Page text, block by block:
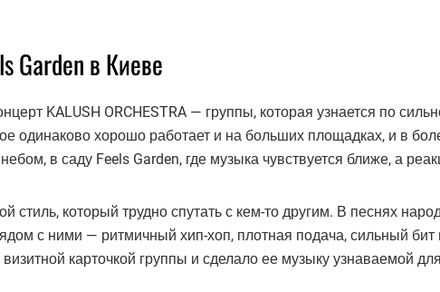
Garden в Киеве
KALUSH ORCHESTRA — группы, которая узнается по
одинаково хорошо работает и на больших площадках, и в
в саду Feels Garden, где музыка чувствуется ближе, а
стиль, который трудно спутать с кем-то другим. В песнях
с ними — ритмичный хип-хоп, плотная подача, сильный бит
карточкой группы и сделало ее музыку узнаваемой